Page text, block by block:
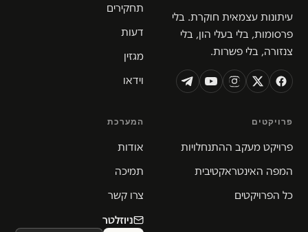
עיתונות עצמאית חוקרת. בלי
פרסומות, בלי בעלי הון, בלי
צנזורה, בלי פשרות.
תחקירים
דעות
מגזין
וידאו
פרויקטים
פרויקט מעקב ההתנחלויות
המפה האינטראקטיבית
כל הפרויקטים
המערכת
אודות
תמיכה
צרו קשר
ניוזלטר